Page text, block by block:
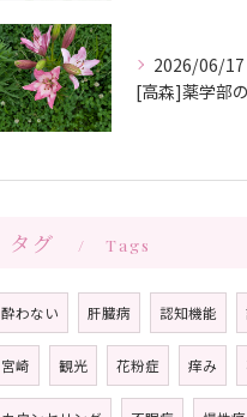
2026/06/17
タグ Tags
酔わない 肝臓病 認知機能
宮崎 観光 花粉症 痒み